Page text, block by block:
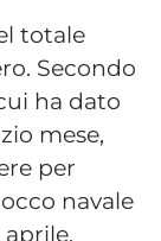
totale
Secondo
ha dato
mese,
per
navale